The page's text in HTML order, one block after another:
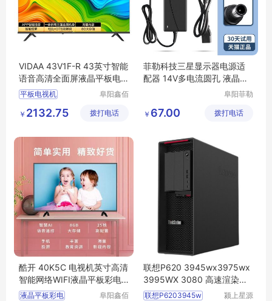
VIDAA 43V1F-R 43英寸智能
语音高清全面屏液晶平板电
视机
平板电视机
平板电视机图片
平板电视机厂家
阜阳鑫佰
限公司
￥ 2132.75 拨打电话
菲勒科技三星显示器电源适
配器 14V多电流圆孔 液晶台
阜阳菲勒
公司
￥ 67.00 拨打电话
酷开 40K5C 电视机英寸高清
智能网络WIFI液晶平板彩电3
2 43
液晶平板彩电
阜阳鑫佰
联想P620 3945wx3975wx
3995WX 3080 高速渲染办
公电脑主机
联想P6203945w
颍上星源